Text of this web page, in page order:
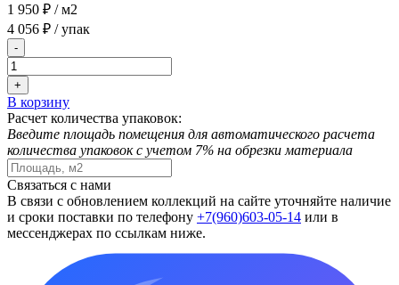
1 950 ₽ / м2
4 056 ₽ / упак
-
+
В корзину
Расчет количества упаковок:
Введите площадь помещения для автоматического расчета
количества упаковок с учетом 7% на обрезки материала
Связаться с нами
В связи с обновлением коллекций на сайте уточняйте наличие
и сроки поставки по телефону +7(960)603-05-14 или в
мессенджерах по ссылкам ниже.